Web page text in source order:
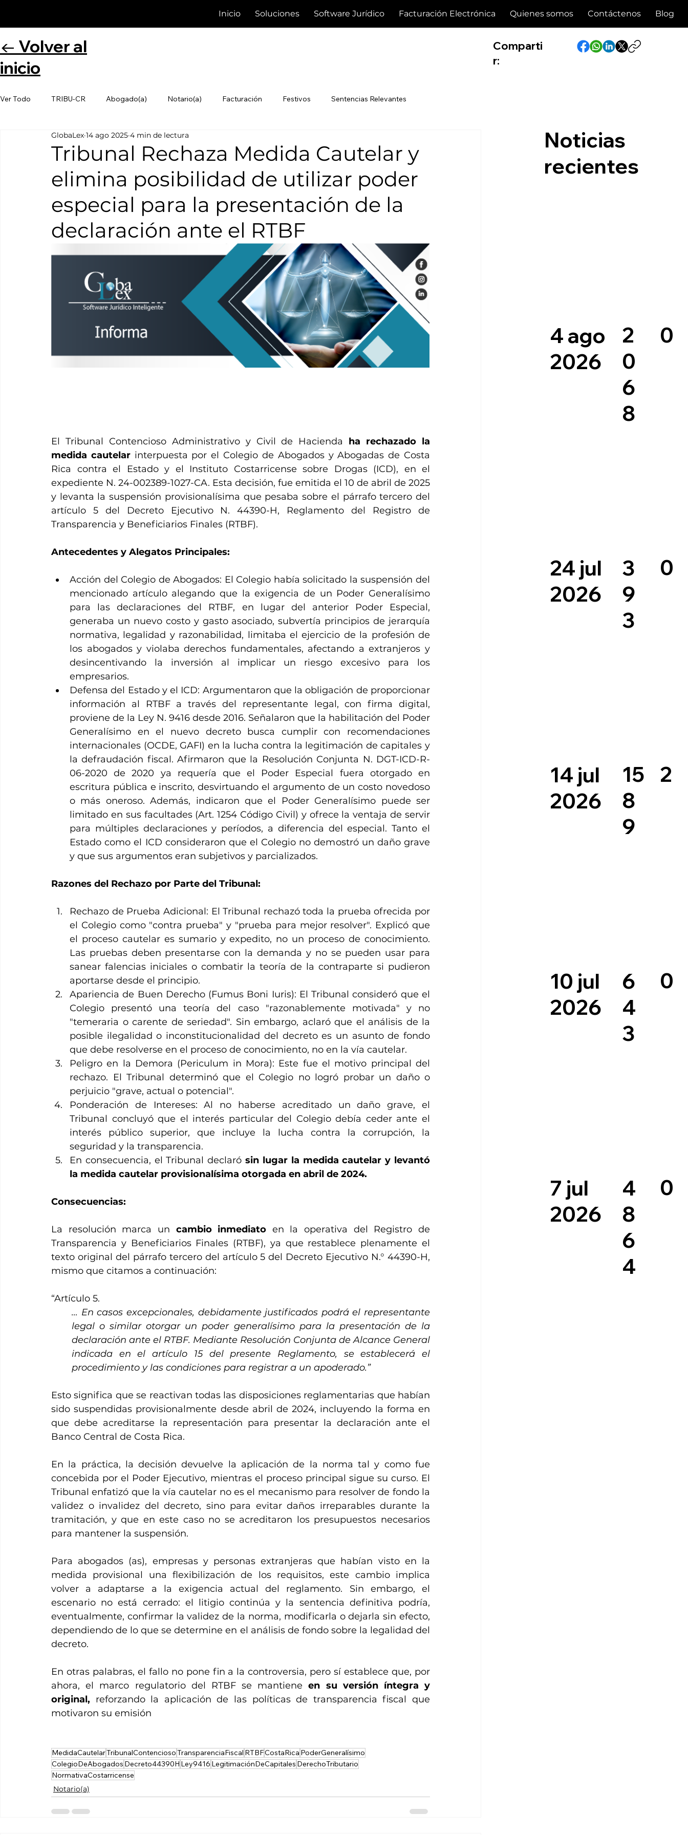
Inicio Soluciones Software Jurídico Facturación Electrónica Quienes somos Contáctenos Blog
Ver Todo TRIBU-CR Abogado(a) Notario(a) Facturación Festivos Sentencias Relevantes
Tribunal Rechaza Medida Cautelar y
elimina posibilidad de utilizar poder
especial para la presentación de la
declaración ante el RTBF
GlobaLex 14 ago 2025 4 min de lectura
El Tribunal Contencioso Administrativo y Civil de Hacienda ha rechazado la
medida cautelar interpuesta por el Colegio de Abogados y Abogadas de Costa
Rica contra el Estado y el Instituto Costarricense sobre Drogas (ICD), en el
expediente N. 24-002389-1027-CA. Esta decisión, fue emitida el 10 de abril de 2025
y levanta la suspensión provisionalísima que pesaba sobre el párrafo tercero del
artículo 5 del Decreto Ejecutivo N. 44390-H, Reglamento del Registro de
Transparencia y Beneficiarios Finales (RTBF).
Antecedentes y Alegatos Principales:
Acción del Colegio de Abogados: El Colegio había solicitado la suspensión del
mencionado artículo alegando que la exigencia de un Poder Generalísimo
para las declaraciones del RTBF, en lugar del anterior Poder Especial,
generaba un nuevo costo y gasto asociado, subvertía principios de jerarquía
normativa, legalidad y razonabilidad, limitaba el ejercicio de la profesión de
los abogados y violaba derechos fundamentales, afectando a extranjeros y
desincentivando la inversión al implicar un riesgo excesivo para los
empresarios.
Defensa del Estado y el ICD: Argumentaron que la obligación de proporcionar
información al RTBF a través del representante legal, con firma digital,
proviene de la Ley N. 9416 desde 2016. Señalaron que la habilitación del Poder
Generalísimo en el nuevo decreto busca cumplir con recomendaciones
internacionales (OCDE, GAFI) en la lucha contra la legitimación de capitales y
la defraudación fiscal. Afirmaron que la Resolución Conjunta N. DGT-ICD-R-
06-2020 de 2020 ya requería que el Poder Especial fuera otorgado en
escritura pública e inscrito, desvirtuando el argumento de un costo novedoso
o más oneroso. Además, indicaron que el Poder Generalísimo puede ser
limitado en sus facultades (Art. 1254 Código Civil) y ofrece la ventaja de servir
para múltiples declaraciones y períodos, a diferencia del especial. Tanto el
Estado como el ICD consideraron que el Colegio no demostró un daño grave
y que sus argumentos eran subjetivos y parcializados.
Razones del Rechazo por Parte del Tribunal:
Rechazo de Prueba Adicional: El Tribunal rechazó toda la prueba ofrecida por
el Colegio como "contra prueba" y "prueba para mejor resolver". Explicó que
el proceso cautelar es sumario y expedito, no un proceso de conocimiento.
Las pruebas deben presentarse con la demanda y no se pueden usar para
sanear falencias iniciales o combatir la teoría de la contraparte si pudieron
aportarse desde el principio.
Apariencia de Buen Derecho (Fumus Boni Iuris): El Tribunal consideró que el
Colegio presentó una teoría del caso "razonablemente motivada" y no
"temeraria o carente de seriedad". Sin embargo, aclaró que el análisis de la
posible ilegalidad o inconstitucionalidad del decreto es un asunto de fondo
que debe resolverse en el proceso de conocimiento, no en la vía cautelar.
Peligro en la Demora (Periculum in Mora): Este fue el motivo principal del
rechazo. El Tribunal determinó que el Colegio no logró probar un daño o
perjuicio "grave, actual o potencial".
Ponderación de Intereses: Al no haberse acreditado un daño grave, el
Tribunal concluyó que el interés particular del Colegio debía ceder ante el
interés público superior, que incluye la lucha contra la corrupción, la
seguridad y la transparencia.
En consecuencia, el Tribunal declaró sin lugar la medida cautelar y levantó
la medida cautelar provisionalísima otorgada en abril de 2024.
Consecuencias:
La resolución marca un cambio inmediato en la operativa del Registro de
Transparencia y Beneficiarios Finales (RTBF), ya que restablece plenamente el
texto original del párrafo tercero del artículo 5 del Decreto Ejecutivo N.° 44390-H,
mismo que citamos a continuación:
“Artículo 5.
… En casos excepcionales, debidamente justificados podrá el representante
legal o similar otorgar un poder generalísimo para la presentación de la
declaración ante el RTBF. Mediante Resolución Conjunta de Alcance General
indicada en el artículo 15 del presente Reglamento, se establecerá el
procedimiento y las condiciones para registrar a un apoderado.”
Esto significa que se reactivan todas las disposiciones reglamentarias que habían
sido suspendidas provisionalmente desde abril de 2024, incluyendo la forma en
que debe acreditarse la representación para presentar la declaración ante el
Banco Central de Costa Rica.
En la práctica, la decisión devuelve la aplicación de la norma tal y como fue
concebida por el Poder Ejecutivo, mientras el proceso principal sigue su curso. El
Tribunal enfatizó que la vía cautelar no es el mecanismo para resolver de fondo la
validez o invalidez del decreto, sino para evitar daños irreparables durante la
tramitación, y que en este caso no se acreditaron los presupuestos necesarios
para mantener la suspensión.
Para abogados (as), empresas y personas extranjeras que habían visto en la
medida provisional una flexibilización de los requisitos, este cambio implica
volver a adaptarse a la exigencia actual del reglamento. Sin embargo, el
escenario no está cerrado: el litigio continúa y la sentencia definitiva podría,
eventualmente, confirmar la validez de la norma, modificarla o dejarla sin efecto,
dependiendo de lo que se determine en el análisis de fondo sobre la legalidad del
decreto.
En otras palabras, el fallo no pone fin a la controversia, pero sí establece que, por
ahora, el marco regulatorio del RTBF se mantiene en su versión íntegra y
original, reforzando la aplicación de las políticas de transparencia fiscal que
motivaron su emisión
MedidaCautelarTribunalContenciosoTransparenciaFiscal RTBFCostaRica PoderGeneralísimo
ColegioDeAbogados Decreto44390H Ley9416 LegitimaciónDeCapitales DerechoTributario
NormativaCostarricense
Notario(a)
Noticias
recientes
4 ago
2026
2
0
6
8
0
24 jul
2026
3
9
3
0
14 jul
2026
15
8
9
2
10 jul
2026
6
4
3
0
7 jul
2026
4
8
6
4
0
← Volver al
inicio
Comparti
r: